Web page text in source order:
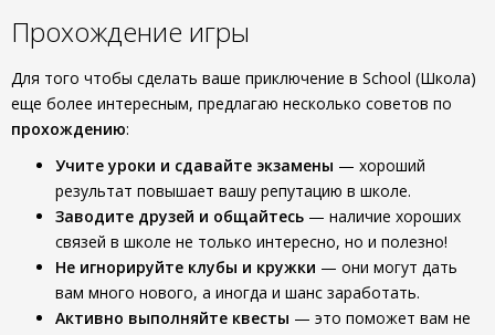
Прохождение игры
Для того чтобы сделать ваше приключение в School (Школа)
еще более интересным, предлагаю несколько советов по
прохождению:
Учите уроки и сдавайте экзамены — хороший
результат повышает вашу репутацию в школе.
Заводите друзей и общайтесь — наличие хороших
связей в школе не только интересно, но и полезно!
Не игнорируйте клубы и кружки — они могут дать
вам много нового, а иногда и шанс заработать.
Активно выполняйте квесты — это поможет вам не